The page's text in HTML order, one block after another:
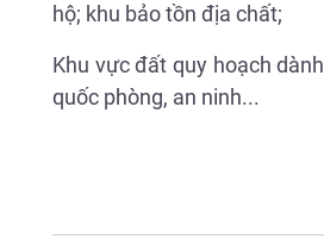
hộ; khu bảo tồn địa chất;
Khu vực đất quy hoạch
quốc phòng, an ninh...